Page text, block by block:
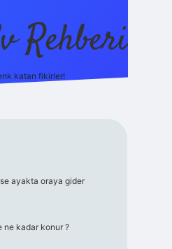
Rehberi
katan fikirler!
ayakta oraya gider
ne kadar konur ?